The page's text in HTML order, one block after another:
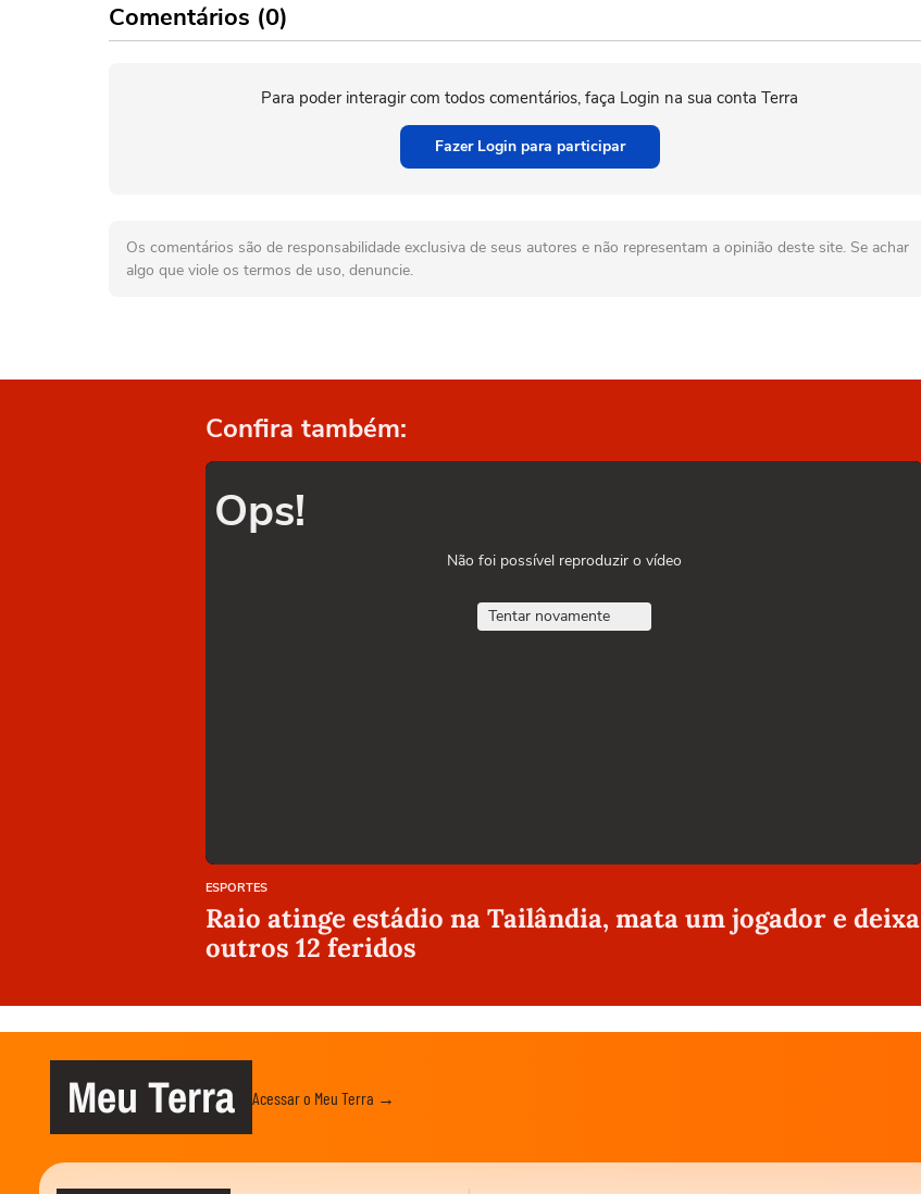
Comentários (0)
Para poder interagir com todos comentários, faça Login na sua conta Terra
Fazer Login para participar
Os comentários são de responsabilidade exclusiva de seus autores e não representam a opinião deste site. Se achar
algo que viole os termos de uso, denuncie.
Confira também:
Ops!
Não foi possível reproduzir o vídeo
Tentar novamente
ESPORTES
Raio atinge estádio na Tailândia, mata um jogador e deixa
outros 12 feridos
Meu Terra Acessar o Meu Terra →